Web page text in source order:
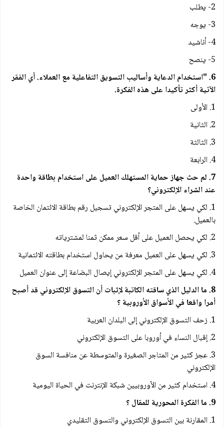
2- يطلب
3- يوجه
4- أناشيد
5- ينصح
6. "استخدام الدعاية وأساليب التسويق التفاعلية مع العملاء. أي الفقر
الآتية أكثر تأكيدا على هذه الفكرة.
1. الأولى
2. الثانية
3. الثالثة
4. الرابعة
7. لم حث جهاز حماية المستهلك العميل على استخدام بطاقة واحدة
عند الشراء الإلكتروني؟
1. لكي يسهل على المتجر الإلكتروني تسجيل رقم بطاقة الائتمان الخاصة
بالعميل.
2. لكي يحصل العميل على أقل سعر ممكن ثمنا لمشترياته
3. لكي يسهل على العميل معرفة من يحاول استخدام بطاقته الائتمانية
4. لكي يسهل على المتجر الإلكتروني إيصال البضاعة إلى عنوان العميل
8. ما الدليل الذي ساقته الكاتبة لإثبات أن التسوق الإلكتروني قد أصبح
أمرا واقعا في الأسواق الأوروبية ؟
1. زحف التسوق الإلكتروني إلى البلدان العربية
2. إقبال النساء في أوروبا على التسوق الإلكتروني
3. عجز كثير من المتاجر الصغيرة والمتوسطة عن منافسة السوق
الإلكتروني
4. استخدام كثير من الأوروبيين شبكة الإنترنت في الحياة اليومية
9. ما الفكرة المحورية للمقال ؟
1. المقارنة بين التسوق الإلكتروني والتسوق التقليدي